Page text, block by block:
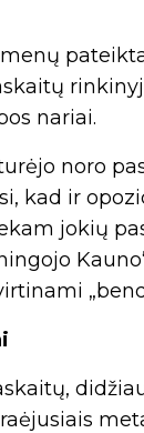
nariai.
noro
kad ir
jokių